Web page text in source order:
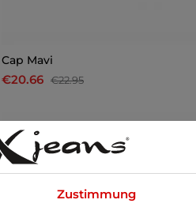
Cap Mavi
€20.66 €22.95
-10%
Zustimmung